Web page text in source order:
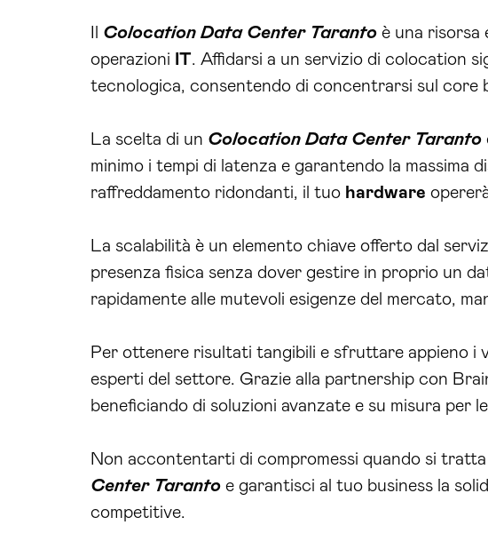
Colocation Data Center Taranto è una risorsa
operazioni IT. Affidarsi a un servizio di colocation
tecnologica, consentendo di concentrarsi sul core
La scelta di un Colocation Data Center Taranto
minimo i tempi di latenza e garantendo la massima
raffreddamento ridondanti, il tuo hardware
La scalabilità è un elemento chiave offerto dal
presenza fisica senza dover gestire in proprio un
rapidamente alle mutevoli esigenze del mercato,
Per ottenere risultati tangibili e sfruttare appieno i
esperti del settore. Grazie alla partnership con
beneficiando di soluzioni avanzate e su misura per
Non accontentarti di compromessi quando si
Center Taranto e garantisci al tuo business la
competitive.